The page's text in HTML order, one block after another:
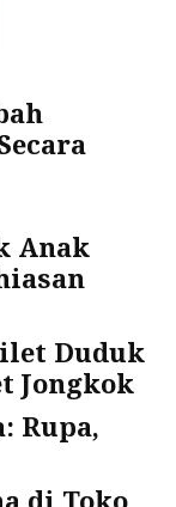
Anak
Duduk
Jongkok
Rupa,